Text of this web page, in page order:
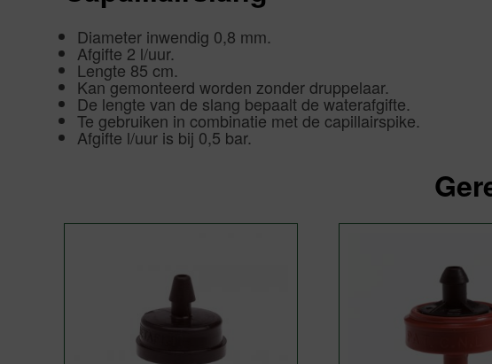
Diameter inwendig 0,8 mm.
Afgifte 2 l/uur.
Lengte 85 cm.
Kan gemonteerd worden zonder druppelaar.
De lengte van de slang bepaalt de waterafgifte.
Te gebruiken in combinatie met de capillairspike.
Afgifte l/uur is bij 0,5 bar.